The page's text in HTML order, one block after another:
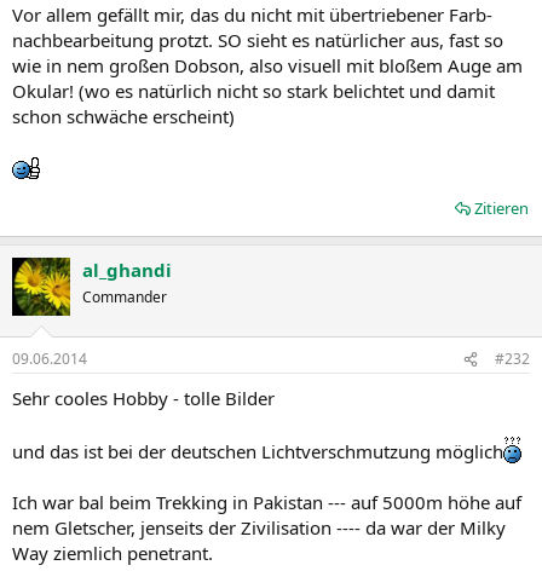
Vor allem gefällt mir, das du nicht mit übertriebener Farb-
nachbearbeitung protzt. SO sieht es natürlicher aus, fast so
wie in nem großen Dobson, also visuell mit bloßem Auge am
Okular! (wo es natürlich nicht so stark belichtet und damit
schon schwäche erscheint)
Zitieren
al_ghandi
Commander
09.06.2014 #232
Sehr cooles Hobby - tolle Bilder
und das ist bei der deutschen Lichtverschmutzung möglich
Ich war bal beim Trekking in Pakistan --- auf 5000m höhe auf
nem Gletscher, jenseits der Zivilisation ---- da war der Milky
Way ziemlich penetrant.